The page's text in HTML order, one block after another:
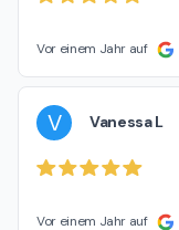
Vor einem Jahr auf
V Vanessa L
Vor einem Jahr auf